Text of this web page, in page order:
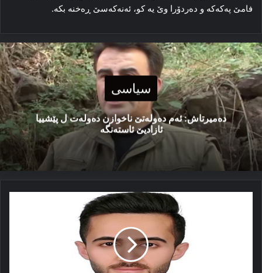
فامێ پەکەکە و ده‌ردۆرا وێ یه‌ کو، ئه‌نەکەسێ ڕه‌خنه‌ بکه‌.
سیاسی
دەمیرتاش: ئەم دەولەتێ ناخوازن دەولەت ل پێشییا
ئازادیێ ئاستەنگە
ژ